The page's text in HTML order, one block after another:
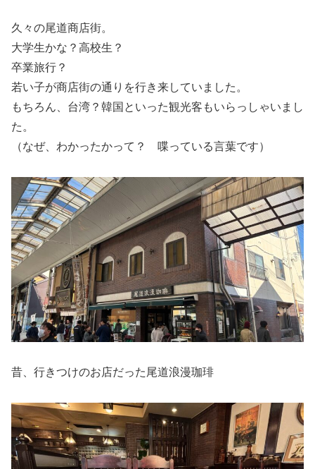
久々の尾道商店街。
大学生かな？高校生？
卒業旅行？
若い子が商店街の通りを行き来していました。
もちろん、台湾？韓国といった観光客もいらっしゃいまし
た。
（なぜ、わかったかって？ 喋っている言葉です）
昔、行きつけのお店だった尾道浪漫珈琲